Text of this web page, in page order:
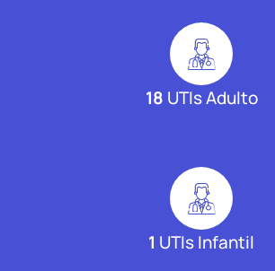
18 UTIs Adulto
1 UTIs Infantil